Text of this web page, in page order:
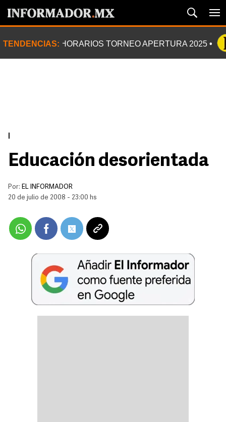
TENDENCIAS: HORARIOS TORNEO APERTURA 2025
Educación desorientada
Por: EL INFORMADOR
20 de julio de 2008 - 23:00 hs